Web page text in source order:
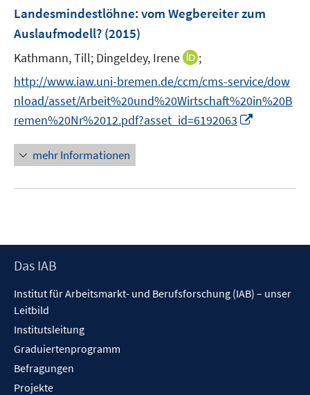
F
n
s
e
r
ö
f
f
e
Landesmindestlöhne: vom Wegbereiter zum
Auslaufmodell? (2015)
Kathmann, Till; Dingeldey, Irene
I
n
n
e
u
e
ö
;
http://www.iaw.uni-bremen.de/ccm/cms-service/dow
nload/asset/Arbeit%20und%20Wirtschaft%20in%20B
remen%20Nr%2012.pdf?asset_id=6192063
u
t
mehr Informationen
Footer
Das IAB
Institut für Arbeitsmarkt- und Berufsforschung (IAB) – unser
Leitbild
Institutsleitung
Graduiertenprogramm
Befragungen
Projekte